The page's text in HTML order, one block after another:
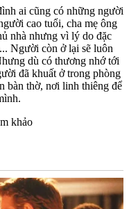
ai cũng có những người
cao tuổi, cha mẹ ông
nhà nhưng vì lý do đặc
Người còn ở lại sẽ luôn
dù có thương nhớ tới
đã khuất ở trong phòng
bàn thờ, nơi linh thiêng để
khảo